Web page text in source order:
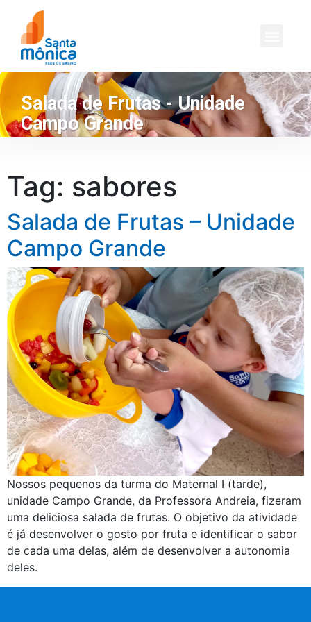
Salada de Frutas - Unidade
Campo Grande
Tag: sabores
Salada de Frutas – Unidade
Campo Grande
Nossos pequenos da turma do Maternal I (tarde),
unidade Campo Grande, da Professora Andreia, fizeram
uma deliciosa salada de frutas. O objetivo da atividade
é já desenvolver o gosto por fruta e identificar o sabor
de cada uma delas, além de desenvolver a autonomia
deles.